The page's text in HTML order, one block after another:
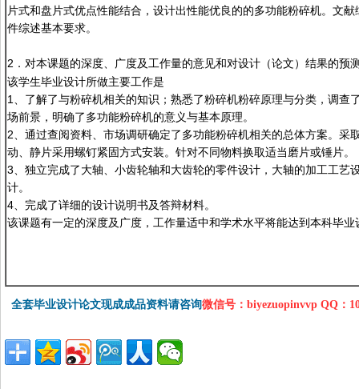
片式和盘片式优点性能结合，设计出性能优良的的多功能粉碎机。文
件综述基本要求。
2 ．对本课题的深度、广度及工作量的意见和对设计（论文）结果的预
该学生毕业设计所做主要工作是
1、了解了与粉碎机相关的知识；熟悉了粉碎机粉碎原理与分类，调查
场前景，明确了多功能粉碎机的意义与基本原理。
2、通过查阅资料、市场调研确定了多功能粉碎机相关的总体方案。采
动、静片采用螺钉紧固方式安装。针对不同物料换取适当磨片或锤片。
3、独立完成了大轴、小齿轮轴和大齿轮的零件设计，大轴的加工工艺
计。
4、完成了详细的设计说明书及答辩材料。
该课题有一定的深度及广度，工作量适中和学术水平将能达到本科毕业
全套毕业设计论文现成成品资料请咨询微信号：biyezuopinvvp QQ